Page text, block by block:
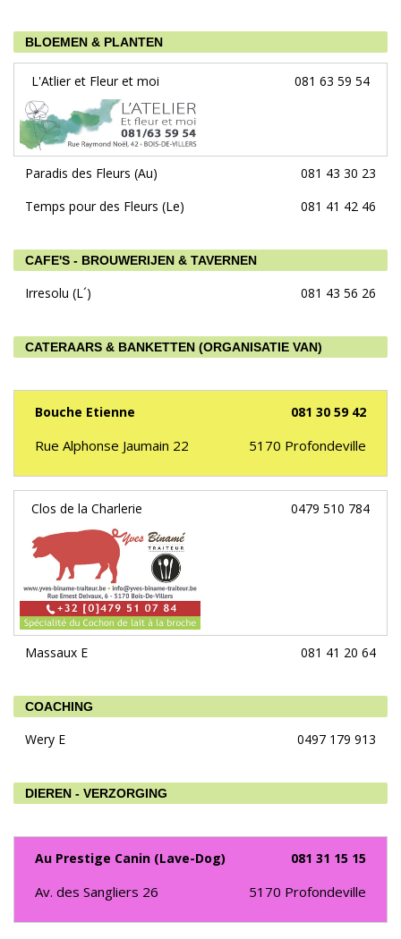
BLOEMEN & PLANTEN
L'Atlier et Fleur et moi 081 63 59 54
Paradis des Fleurs (Au)
081 43 30 23
Temps pour des Fleurs (Le)
081 41 42 46
CAFE'S - BROUWERIJEN & TAVERNEN
Irresolu (L´) 081 43 56 26
CATERAARS & BANKETTEN (ORGANISATIE VAN)
Bouche Etienne 081 30 59 42
Rue Alphonse Jaumain 22 5170 Profondeville
Clos de la Charlerie 0479 510 784
Massaux E 081 41 20 64
COACHING
Wery E 0497 179 913
DIEREN - VERZORGING
Au Prestige Canin (Lave-Dog) 081 31 15 15
Av. des Sangliers 26 5170 Profondeville